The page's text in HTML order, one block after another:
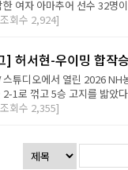
여자 아마추어 선수 32명
조회수 2,924]
] 허서현-우이밍 합작
스튜디오에서 열린 2026
2-1로 꺾고 5승 고지를 밟았
조회수 2,355]